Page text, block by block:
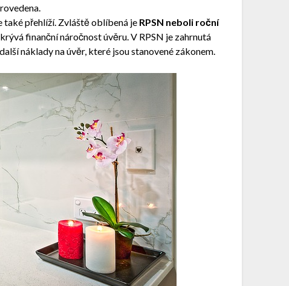
přehlíží. Zvláště oblíbená je RPSN neboli roční
finanční náročnost úvěru. V RPSN je zahrnutá
náklady na úvěr, které jsou stanovené zákonem.